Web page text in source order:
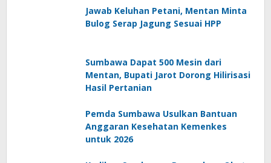
Jawab Keluhan Petani, Mentan Minta
Bulog Serap Jagung Sesuai HPP
Sumbawa Dapat 500 Mesin dari
Mentan, Bupati Jarot Dorong Hilirisasi
Hasil Pertanian
Pemda Sumbawa Usulkan Bantuan
Anggaran Kesehatan Kemenkes
untuk 2026